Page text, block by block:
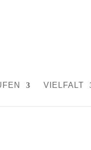
VIELFALT